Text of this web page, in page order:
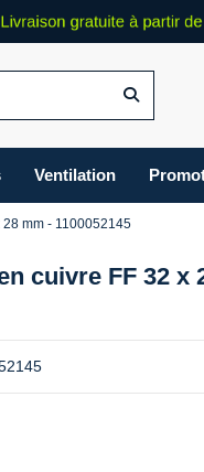
Ventilation
mm - 1100052145
cuivre FF 32 x